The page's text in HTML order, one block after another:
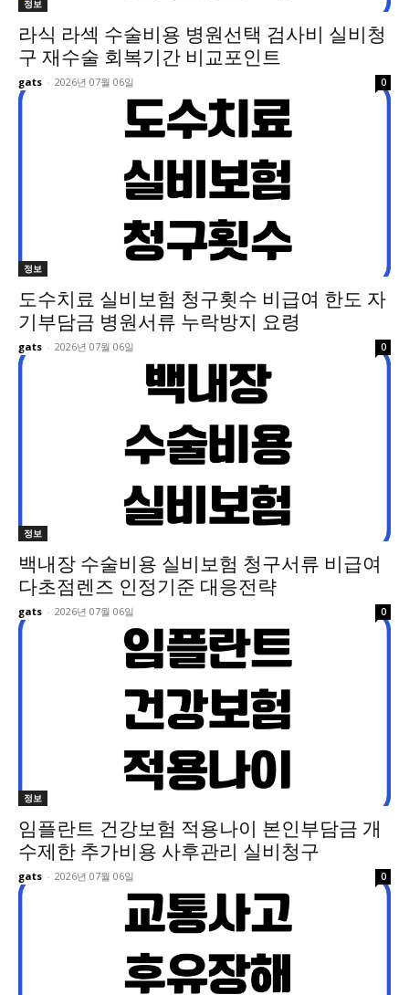
정보
라식 라섹 수술비용 병원선택 검사비 실비청
구 재수술 회복기간 비교포인트
gats - 2026년 07월 06일 0
정보
도수치료 실비보험 청구횟수 비급여 한도 자
기부담금 병원서류 누락방지 요령
gats - 2026년 07월 06일 0
정보
백내장 수술비용 실비보험 청구서류 비급여
다초점렌즈 인정기준 대응전략
gats - 2026년 07월 06일 0
정보
임플란트 건강보험 적용나이 본인부담금 개
수제한 추가비용 사후관리 실비청구
gats - 2026년 07월 06일 0